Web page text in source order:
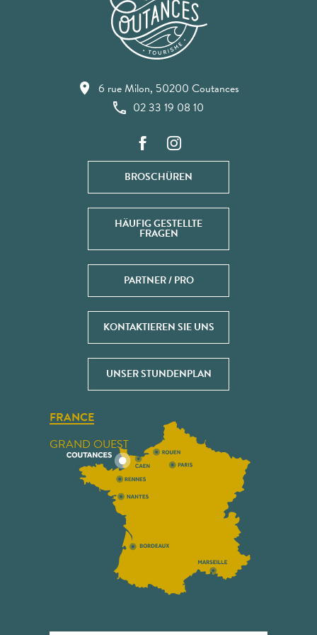
6 rue Milon, 50200 Coutances
02 33 19 08 10
BROSCHÜREN
HÄUFIG GESTELLTE
FRAGEN
PARTNER / PRO
KONTAKTIEREN SIE UNS
UNSER STUNDENPLAN
FRANCE
GRAND OUEST